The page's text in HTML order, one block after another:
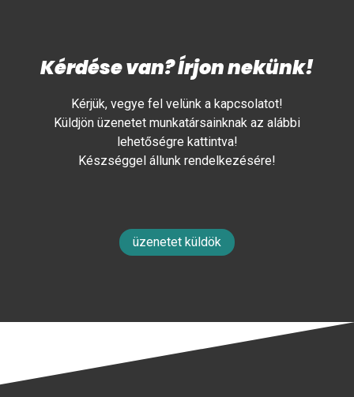
Kérdése van? Írjon nekünk!
Kérjük, vegye fel velünk a kapcsolatot!
Küldjön üzenetet munkatársainknak az alábbi
lehetőségre kattintva!
Készséggel állunk rendelkezésére!
üzenetet küldök